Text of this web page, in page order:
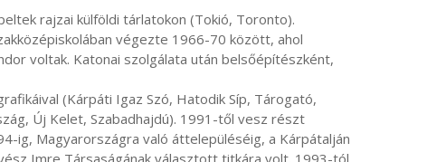
végezte 1966-70 között, ahol
voltak. Katonai szolgálata után belsőépítészként,
Új Kelet, Szabadhajdú). 1991-től vesz részt
ig, Magyarországra való áttelepüléséig, a Kárpátalján
Imre Társaságának választott titkára volt. 1993-tól